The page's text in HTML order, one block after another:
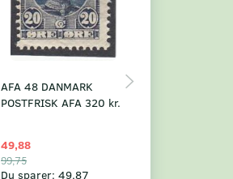
AFA 48 DANMARK
POSTFRISK AFA 320 kr.
49,88
99,75
Du sparer: 49,87